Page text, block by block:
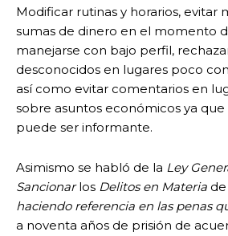
Modificar rutinas y horarios, evitar
sumas de dinero en el momento
manejarse con bajo perfil,
desconocidos en lugares poco
así como evitar comentarios en
sobre asuntos económicos ya
puede ser informante.
Asimismo se habló de la Ley
Sancionarlos Delitos en Materia de
haciendo referencia en las penas
a noventa años de prisión de